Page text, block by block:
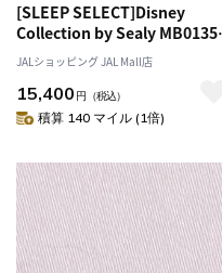
[SLEEP SELECT]Disney
Collection by Sealy MB0135
Box Sheets（ボックスシー
ツ）〔セミダブル〕 ブルーグレ
ー
JALショッピング JAL Mall店
15,400 円 （税込）
積算 140 マイル (1倍)